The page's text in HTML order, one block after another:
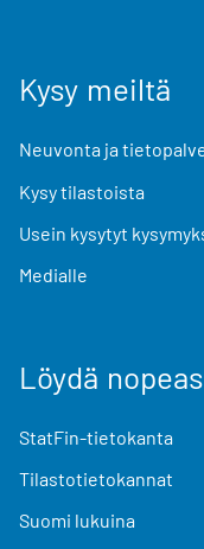
Kysy meiltä
Neuvonta ja
Kysy tilastoista
Usein kysytyt
Medialle
Löydä
StatFin-tietokanta
Tilastotietokannat
Suomi lukuina